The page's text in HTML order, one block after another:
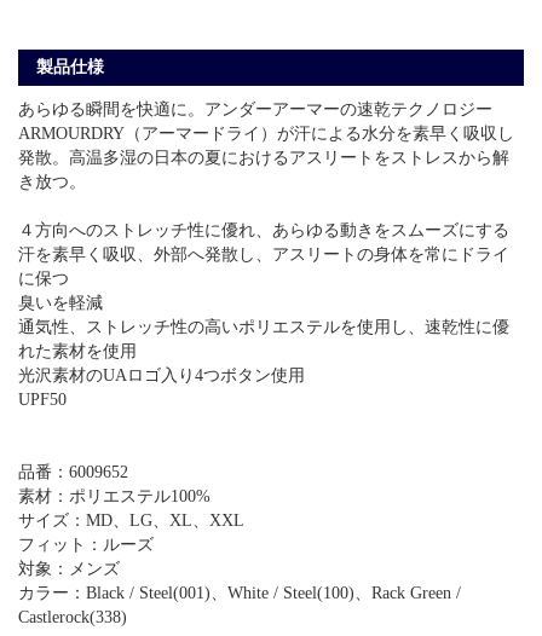
製品仕様
あらゆる瞬間を快適に。アンダーアーマーの速乾テクノロジー
ARMOURDRY（アーマードライ）が汗による水分を素早く吸収し
発散。高温多湿の日本の夏におけるアスリートをストレスから解
き放つ。
４方向へのストレッチ性に優れ、あらゆる動きをスムーズにする
汗を素早く吸収、外部へ発散し、アスリートの身体を常にドライ
に保つ
臭いを軽減
通気性、ストレッチ性の高いポリエステルを使用し、速乾性に優
れた素材を使用
光沢素材のUAロゴ入り4つボタン使用
UPF50
品番：6009652
素材：ポリエステル100%
サイズ：MD、LG、XL、XXL
フィット：ルーズ
対象：メンズ
カラー：Black / Steel(001)、White / Steel(100)、Rack Green /
Castlerock(338)